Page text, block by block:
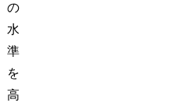
の
水
準
を
高